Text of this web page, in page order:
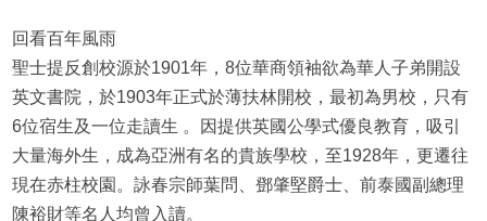
回看百年風雨
聖士提反創校源於1901年，8位華商領袖欲為華人子弟開設
英文書院，於1903年正式於薄扶林開校，最初為男校，只有
6位宿生及一位走讀生 。因提供英國公學式優良教育，吸引
大量海外生，成為亞洲有名的貴族學校，至1928年，更遷往
現在赤柱校園。詠春宗師葉問、鄧肇堅爵士、前泰國副總理
陳裕財等名人均曾入讀。